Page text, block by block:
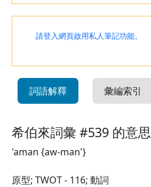
請登入網頁啟用私人筆記功能。
詞語解釋 彙編索引
希伯來詞彙 #539 的意思
'aman {aw-man'}
原型; TWOT - 116; 動詞